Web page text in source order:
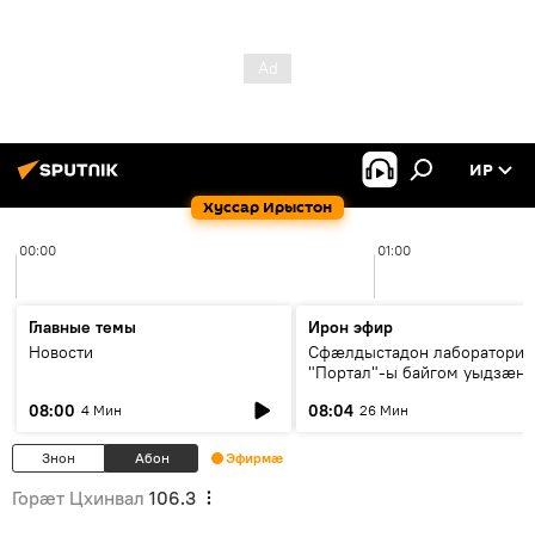
Хуссар Ирыстон
ИР
00:00 01:00
Главные темы
Новости
08:00 4 Мин
Ирон эфир
Сфæлдыстадон лаборатори
"Портал"-ы байгом уыдзæн
Æхсары куыстыты равдыст
08:04 26 Мин
Знон Абон Эфирмæ
Горӕт Цхинвал 106.3